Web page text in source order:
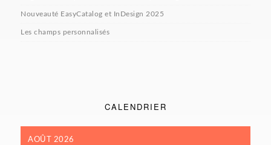
Nouveauté EasyCatalog et InDesign 2025
Les champs personnalisés
CALENDRIER
AOÛT 2026